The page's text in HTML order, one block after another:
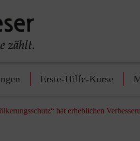
Erste-Hilfe-Kurse
hat erheblichen